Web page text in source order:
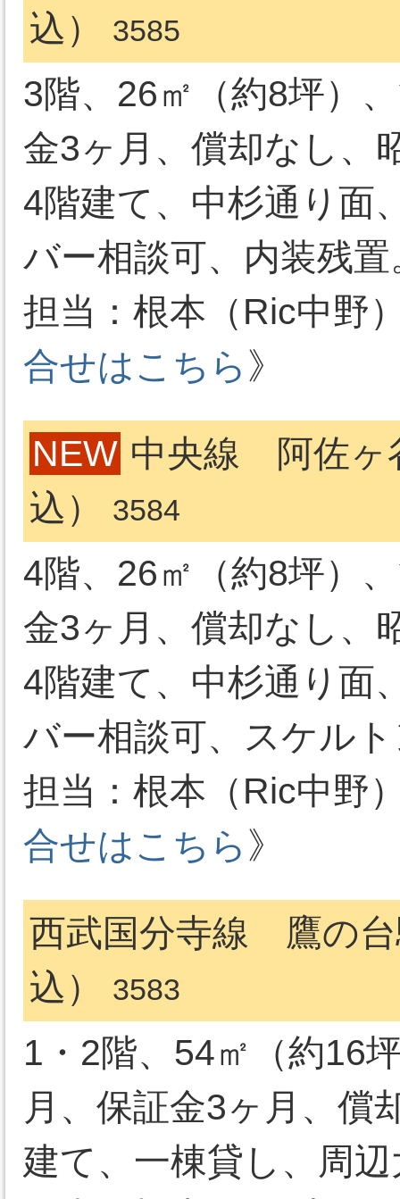
込）
3585
3階、26㎡（約8坪）
金3ヶ月、償却なし、
4階建て、中杉通り面
バー相談可、内装残置
担当：根本（Ric中野
合せはこちら 》
NEW 中央線 阿佐
込）
3584
4階、26㎡（約8坪）
金3ヶ月、償却なし、
4階建て、中杉通り面
バー相談可、スケル
担当：根本（Ric中野
合せはこちら 》
西武国分寺線 鷹の
込）
3583
1・2階、54㎡（約16
月、保証金3ヶ月、償
建て、一棟貸し、周